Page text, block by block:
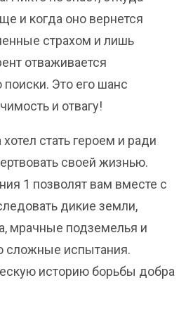
и когда оно вернется
страхом и лишь
отваживается
поиски. Это его шанс
и отвагу!
стать героем и ради
своей жизнью.
1 позволят вам вместе с
дикие земли,
мрачные подземелья и
сложные испытания.
историю борьбы добра